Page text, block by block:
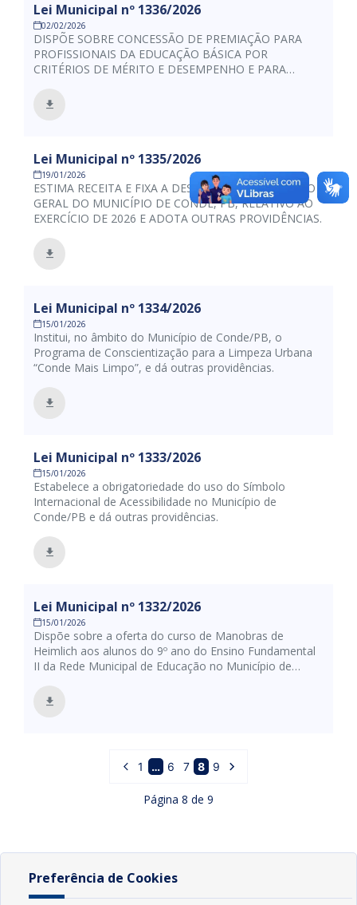
Lei Municipal nº 1336/2026
02/02/2026
DISPÕE SOBRE CONCESSÃO DE PREMIAÇÃO PARA
PROFISSIONAIS DA EDUCAÇÃO BÁSICA POR
CRITÉRIOS DE MÉRITO E DESEMPENHO E PARA
APRENDIZAGEM, E DÁ OUTRAS PROVIDÊNCIAS.
Lei Municipal nº 1335/2026
19/01/2026
ESTIMA RECEITA E FIXA A DESPESA DO ORÇAMENTO
GERAL DO MUNICÍPIO DE CONDE, PB, RELATIVO AO
EXERCÍCIO DE 2026 E ADOTA OUTRAS PROVIDÊNCIAS.
Lei Municipal nº 1334/2026
15/01/2026
Institui, no âmbito do Município de Conde/PB, o
Programa de Conscientização para a Limpeza Urbana
“Conde Mais Limpo”, e dá outras providências.
Lei Municipal nº 1333/2026
15/01/2026
Estabelece a obrigatoriedade do uso do Símbolo
Internacional de Acessibilidade no Município de
Conde/PB e dá outras providências.
Lei Municipal nº 1332/2026
15/01/2026
Dispõe sobre a oferta do curso de Manobras de
Heimlich aos alunos do 9º ano do Ensino Fundamental
II da Rede Municipal de Educação no Município de
1 … 6 7 8 9
Página 8 de 9
Preferência de Cookies